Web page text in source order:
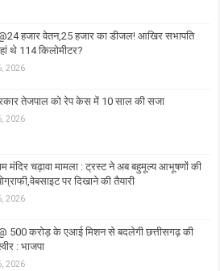
हजार वेतन,25 हजार का डीजल! आखिर सभापति
थे 114 किलोमीटर?
2026
तेजपाल को रेप केस में 10 साल की सजा
2026
मंदिर चढ़ावा मामला : ट्रस्ट ने अब बहुमूल्य आभूषणों की
पर दिखाने की तैयारी
2026
500 करोड़ के एआई मिशन से बदलेगी छत्तीसगढ़ की
: भाजपा
2026